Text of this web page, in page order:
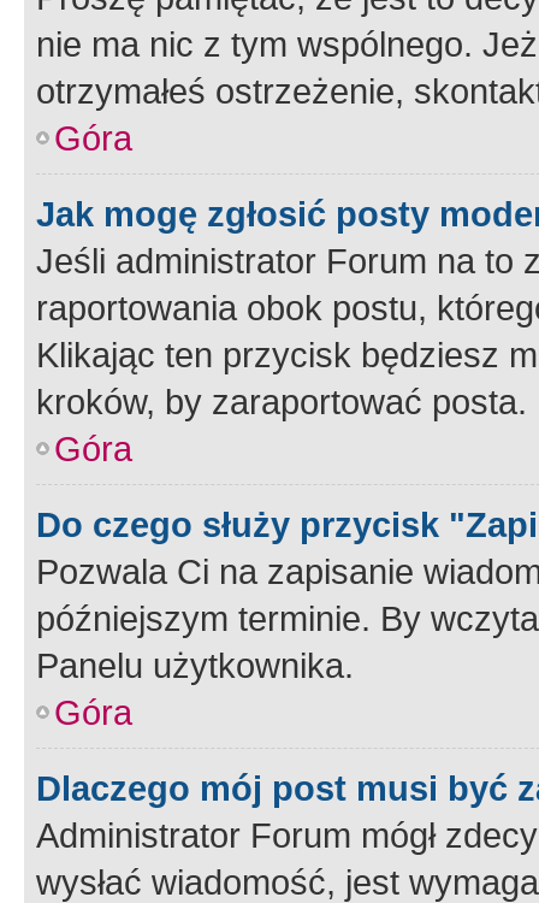
nie ma nic z tym wspólnego.
otrzymałeś ostrzeżenie,
Góra
Jak mogę zgłosić posty
Jeśli administrator Forum na to
raportowania obok postu,
Klikając ten przycisk będziesz
kroków, by zaraportować posta.
Góra
Do czego służy przycisk
Pozwala Ci na zapisanie
późniejszym terminie. By
Panelu użytkownika.
Góra
Dlaczego mój post musi być
Administrator Forum mógł
wysłać wiadomość, jest